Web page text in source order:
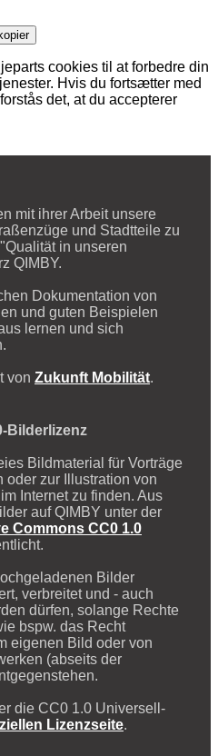
kopier
cookies til at forbedre din
Hvis du fortsætter med
det, at du accepterer
mit ihrer Arbeit unsere
und Stadtteile zu
in unseren
QIMBY.
Dokumentation von
und guten Beispielen
lernen und sich
von Zukunft Mobilität.
Bilderlizenz
Bildmaterial für Vorträge
oder zur Illustration von
Internet zu finden. Aus
auf QIMBY unter der
Commons CC0 1.0
Bilder
verbreitet und - auch
dürfen, solange Rechte
bspw. das Recht
eigenen Bild oder von
(abseits der
die CC0 1.0 Universell-
Lizenzseite.